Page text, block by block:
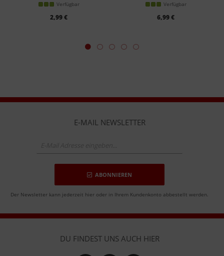
Verfügbar
2,99 €
Verfügbar
6,99 €
E-MAIL NEWSLETTER
ABONNIEREN
Der Newsletter kann jederzeit hier oder in Ihrem Kundenkonto abbestellt werden.
DU FINDEST UNS AUCH HIER